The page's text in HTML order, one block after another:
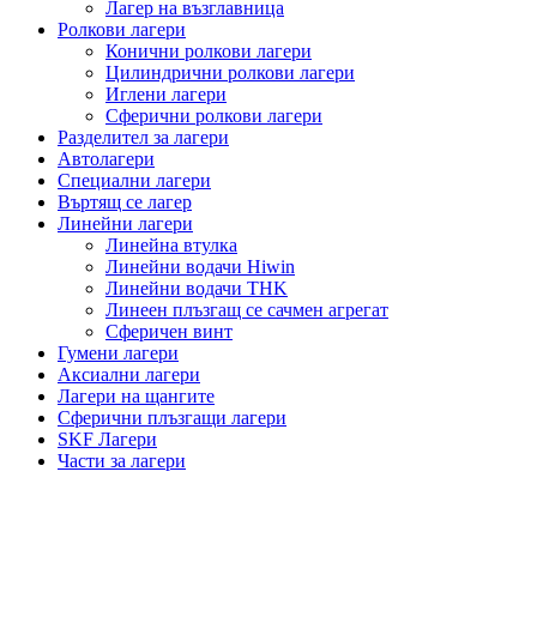
Лагер на възглавница
Ролкови лагери
Конични ролкови лагери
Цилиндрични ролкови лагери
Иглени лагери
Сферични ролкови лагери
Разделител за лагери
Автолагери
Специални лагери
Въртящ се лагер
Линейни лагери
Линейна втулка
Линейни водачи Hiwin
Линейни водачи THK
Линеен плъзгащ се сачмен агрегат
Сферичен винт
Гумени лагери
Аксиални лагери
Лагери на щангите
Сферични плъзгащи лагери
SKF Лагери
Части за лагери